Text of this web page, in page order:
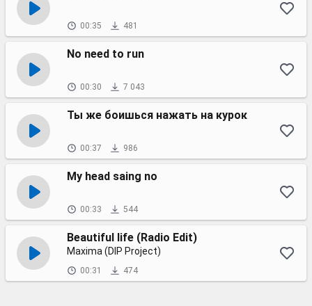
00:35 481
No need to run
00:30 7 043
Ты же боишься нажать на курок
00:37 986
My head saing no
00:33 544
Beautiful life (Radio Edit)
Maxima (DIP Project)
00:31 474